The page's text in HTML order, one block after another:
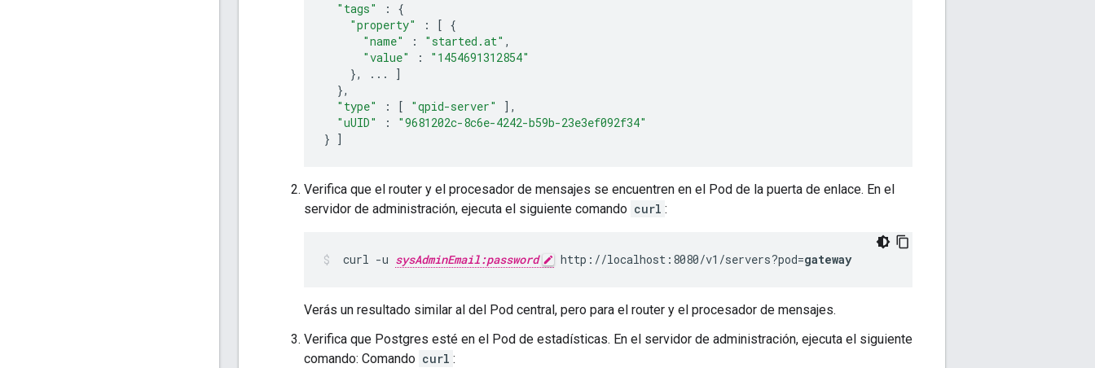
"tags"
:
{
"property"
: [ {
"name"
: "started.at" ,
"value"
:
"1454691312854"
},
...
]
},
"type"
: [ "qpid-server"
],
"uUID"
:
"9681202c-8c6e-4242-b59b-23e3ef092f34"
} ]
Verifica que el router y el procesador de mensajes se encuentren en el Pod de la puerta de enlace. En el
servidor de administración, ejecuta el siguiente comando curl :
curl -u sysAdminEmail:password http://localhost:8080/v1/servers?pod=gateway
Verás un resultado similar al del Pod central, pero para el router y el procesador de mensajes.
Verifica que Postgres esté en el Pod de estadísticas. En el servidor de administración, ejecuta el siguiente
comando: Comando curl :